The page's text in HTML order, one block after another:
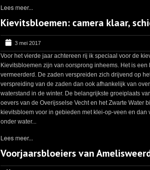
Lees meer...
Kievitsbloemen: camera klaar,
3 mei 2017
Voor het vierde jaar achtereen rij ik speciaal voor de
Kievitsbloemen zijn van oorsprong inheems. Het is
vermeerderd. De zaden verspreiden zich drijvend op
verspreiding van de zaden dan ook afhankelijk van
waterstand in de winter. De belangrijkste groeiplaats
oevers van de Overijsselse Vecht en het Zwarte Water
kievitsbloem voor in gebieden met klei-op-veen en
onder water...
Lees meer...
Voorjaarsbloeiers van